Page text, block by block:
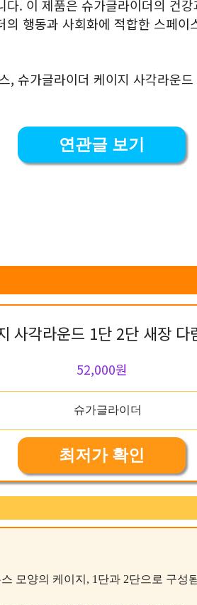
. 이 제품은 슈가글라이더의 건
행동과 사회화에 적합한 스페
, 슈가글라이더 케이지 사각라운
연관글 보기
사각라운드 1단 2단 새장 다
52,000원
최저가 확인
모양의 케이지, 1단과 2단으로 구성